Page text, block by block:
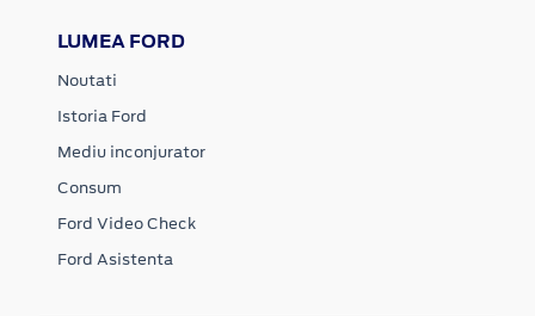
LUMEA FORD
Noutati
Istoria Ford
Mediu inconjurator
Consum
Ford Video Check
Ford Asistenta